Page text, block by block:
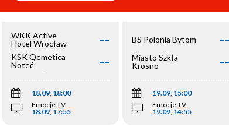
WKK Active
Hotel Wrocław
--
KSK Qemetica
Noteć
Inowrocław
--
18.09, 18:00
Emocje TV
18.09, 17:55
BS Polonia Bytom --
Miasto Szkła
Krosno
--
19.09, 15:00
Emocje TV
19.09, 14:55